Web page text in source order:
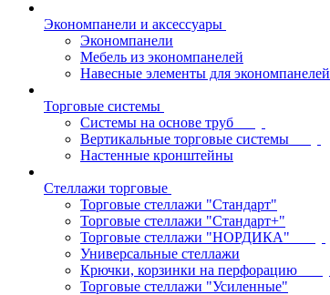
Экономпанели и аксессуары
Экономпанели
Мебель из экономпанелей
Навесные элементы для экономпанелей
Торговые системы
Системы на основе труб
Вертикальные торговые системы
Настенные кронштейны
Стеллажи торговые
Торговые стеллажи "Стандарт"
Торговые стеллажи "Стандарт+"
Торговые стеллажи "НОРДИКА"
Универсальные стеллажи
Крючки, корзинки на перфорацию
Торговые стеллажи "Усиленные"